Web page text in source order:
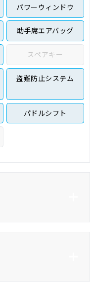
パワーウィンドウ
助手席エアバッグ
スペアキー
盗難防止システム
パドルシフト